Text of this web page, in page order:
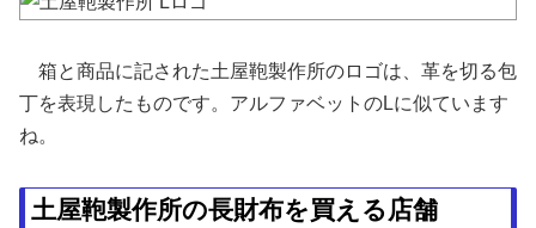
箱と商品に記された土屋鞄製作所のロゴは、革を切る包
丁を表現したものです。アルファベットのLに似ています
ね。
土屋鞄製作所の長財布を買える店舗